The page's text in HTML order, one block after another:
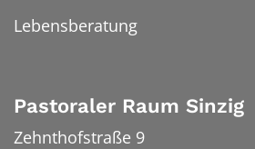
Lebensberatung
Pastoraler Raum Sinzig
Zehnthofstraße 9